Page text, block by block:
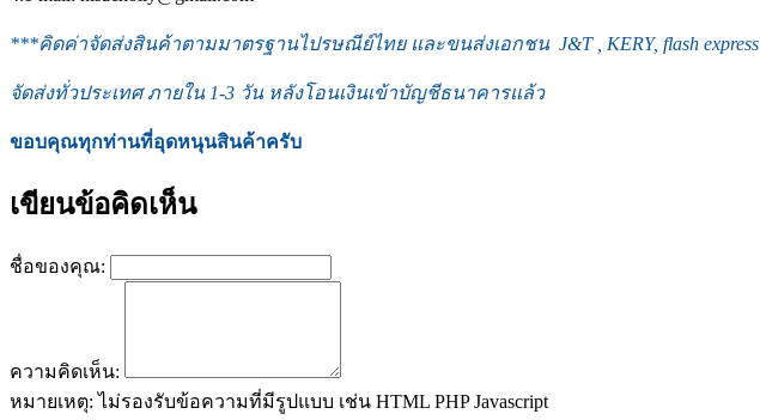
***คิดค่าจัดส่งสินค้าตามมาตรฐานไปรษณีย์ไทย และขนส่งเอกชน J&T , KERY, flash express
จัดส่งทั่วประเทศ ภายใน 1-3 วัน หลังโอนเงินเข้าบัญชีธนาคารแล้ว
ขอบคุณทุกท่านที่อุดหนุนสินค้าครับ
เขียนข้อคิดเห็น
ชื่อของคุณ:
ความคิดเห็น:
หมายเหตุ: ไม่รองรับข้อความที่มีรูปแบบ เช่น HTML PHP Javascript